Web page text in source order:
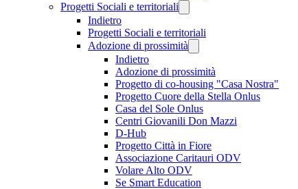
Progetti Sociali e territoriali
Indietro
Progetti Sociali e territoriali
Adozione di prossimità
Indietro
Adozione di prossimità
Progetto di co-housing "Casa Nostra"
Progetto Cuore della Stella Onlus
Casa del Sole Onlus
Centri Giovanili Don Mazzi
D-Hub
Progetto Città in Fiore
Associazione Caritauri ODV
Volare Alto ODV
Se Smart Education